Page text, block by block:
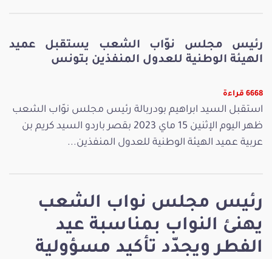
رئيس مجلس نواب الشعب
يهنئ النواب بمناسبة عيد
الفطر ويجدّد تأكيد مسؤولية
رئيس مجلس نوّاب الشعب يستقبل عميد
الهيئة الوطنية للعدول المنفذين بتونس
6668 قراءة
استقبل السيد ابراهيم بودربالة رئيس مجلس نوّاب الشعب
ظهر اليوم الإثنين 15 ماي 2023 بقصر باردو السيد كريم بن
عربية عميد الهيئة الوطنية للعدول المنفذين...